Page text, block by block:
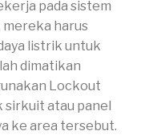
pada sistem
harus
listrik untuk
dimatikan
Lockout
sirkuit atau panel
ke area tersebut.